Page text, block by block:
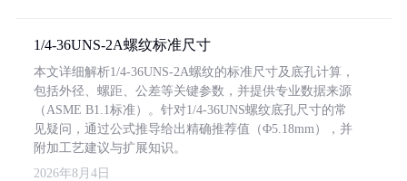
1/4-36UNS-2A螺纹标准尺寸
本文详细解析1/4-36UNS-2A螺纹的标准尺寸及底孔计算，
包括外径、螺距、公差等关键参数，并提供专业数据来源
（ASME B1.1标准）。针对1/4-36UNS螺纹底孔尺寸的常
见疑问，通过公式推导给出精确推荐值（Φ5.18mm），并
附加工艺建议与扩展知识。
2026年8月4日